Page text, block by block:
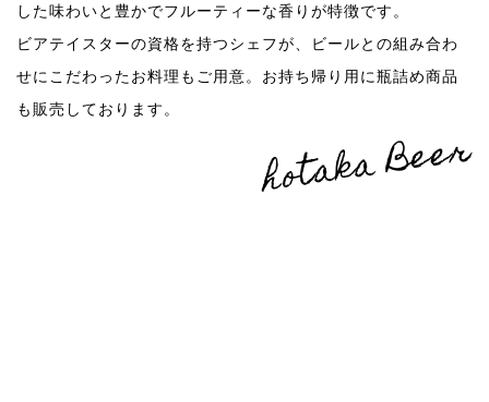
した味わいと豊かでフルーティーな香りが特徴です。
ビアテイスターの資格を持つシェフが、ビールとの組み合わ
せにこだわったお料理もご用意。お持ち帰り用に瓶詰め商品
も販売しております。
hotaka Beer